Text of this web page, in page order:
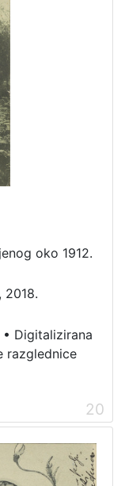
oko 1912.
2018.
• Digitalizirana
razglednice
20